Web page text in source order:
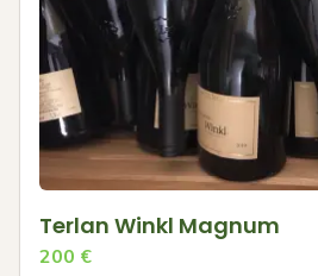
Terlan Winkl Magnum
200 €